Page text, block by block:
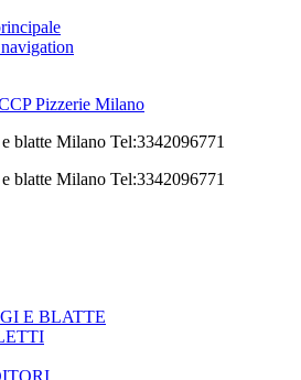
blatte Milano Tel:3342096771
blatte Milano Tel:3342096771
E BLATTE